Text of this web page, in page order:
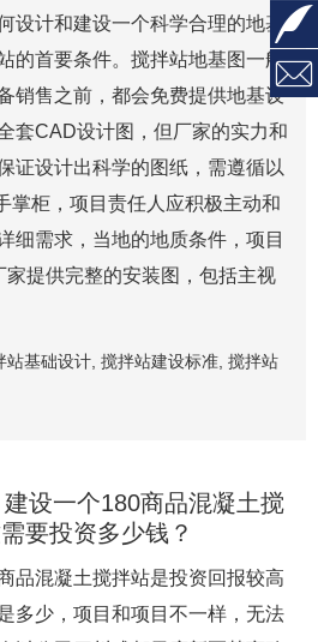
设计和建设一个科学合理的地基
的首要条件。搅拌站地基图一般
销售之前，都会免费提供地基设
套CAD设计图，但厂家的实力和
证设计出科学的图纸，需遵循以
掌柜，项目责任人应积极主动和
细需求，当地的地质条件，项目
提供完整的安装图，包括主视
站基础设计 搅拌站建设标准 搅拌站
设一个180商品混凝土搅
要投资多少钱？
品混凝土搅拌站是投资回报较高
多少，项目和项目不一样，无法

